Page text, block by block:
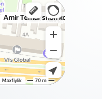
Ташкента,
Карты